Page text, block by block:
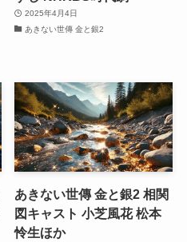
2025年4月4日
あきない世傳 金と銀2
あきない世傳 金と銀2 相関
図キャスト 小芝風花 松本
怜生ほか